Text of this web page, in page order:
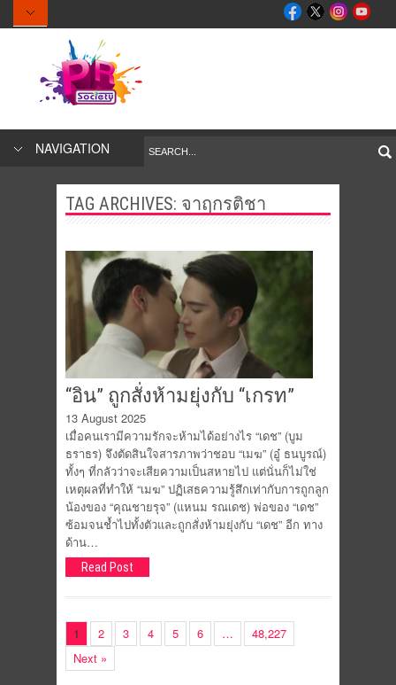
NAVIGATION
TAG ARCHIVES: จาฤกรติชา
“อิน” ถูกสั่งห้ามยุ่งกับ “เกรท”
13 August 2025
เมื่อคนเรามีความรักจะห้ามได้อย่างไร “เดช” (บูม
ธราธร) จึงตัดสินใจสารภาพว่าชอบ “เมฆ” (อู๋ ธนบูรณ์)
ทั้งๆ ที่กลัวว่าจะเสียความเป็นสหายไป แต่นั่นก็ไม่ใช่
เหตุผลที่ทำให้ “เมฆ” ปฏิเสธความรู้สึกเท่ากับการถูกลูก
น้องของ “คุณชายรุจ” (แหนม รณเดช) พ่อของ “เดช”
ซ้อมจนช้ำไปทั้งตัวและถูกสั่งห้ามยุ่งกับ “เดช” อีก ทาง
ด้าน…
Read Post
1 2 3 4 5 6 …
48,227
Next »